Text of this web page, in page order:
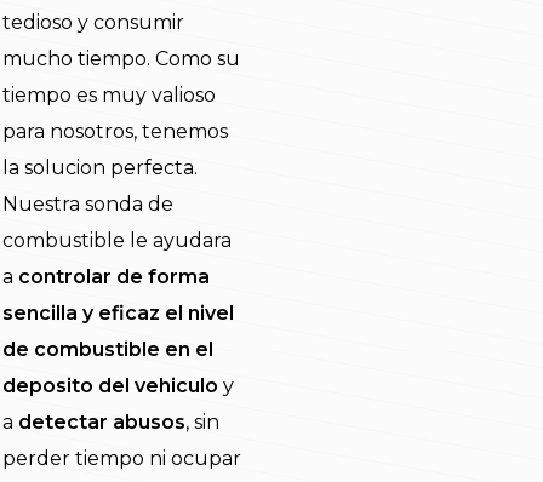
tedioso y consumir
mucho tiempo. Como su
tiempo es muy valioso
para nosotros, tenemos
la solucion perfecta.
Nuestra sonda de
combustible le ayudara
a controlar de forma
sencilla y eficaz el nivel
de combustible en el
deposito del vehiculo y
a detectar abusos, sin
perder tiempo ni ocupar